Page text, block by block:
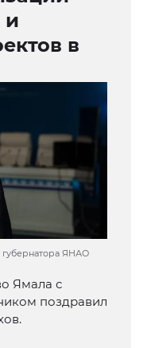
и
в
губернатора ЯНАО
Ямала с
поздравил